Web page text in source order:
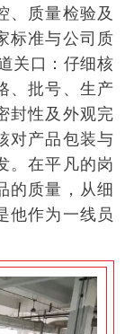
、质量检验及
标准与公司质
关口：仔细核
、批号、生产
封性及外观完
对产品包装与
。在平凡的岗
的质量，从细
他作为一线员